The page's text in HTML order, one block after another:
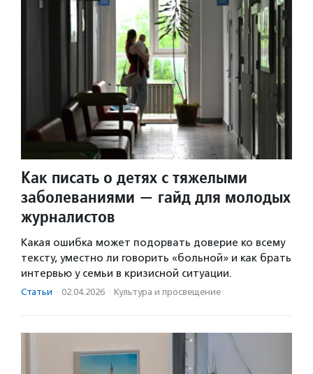
Как писать о детях с тяжелыми
заболеваниями — гайд для молодых
журналистов
Какая ошибка может подорвать доверие ко всему
тексту, уместно ли говорить «больной» и как брать
интервью у семьи в кризисной ситуации.
Статьи · 02.04.2026 · Культура и просвещение